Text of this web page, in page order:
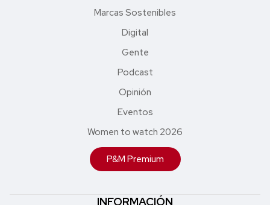
Marcas Sostenibles
Digital
Gente
Podcast
Opinión
Eventos
Women to watch 2026
P&M Premium
INFORMACIÓN